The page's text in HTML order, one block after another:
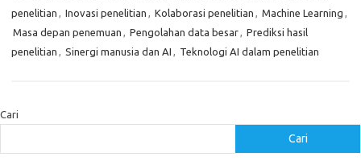
penelitian , Inovasi penelitian , Kolaborasi penelitian , Machine Learning ,
Masa depan penemuan , Pengolahan data besar, Prediksi hasil
penelitian , Sinergi manusia dan AI , Teknologi AI dalam penelitian
Cari
Cari